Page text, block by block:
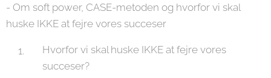
- Om soft power, CASE-metoden og hvorfor vi skal
huske IKKE at fejre vores succeser
Hvorfor vi skal huske IKKE at fejre vores
succeser?